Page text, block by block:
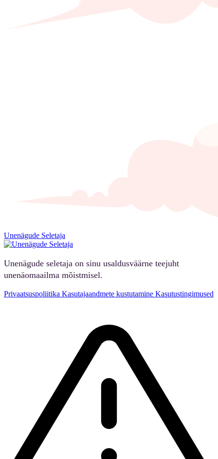
Unenägude Seletaja
Unenägude seletaja on sinu usaldusväärne teejuht
unenäomaailma mõistmisel.
Privaatsuspoliitika Kasutajaandmete kustutamine Kasutustingimused